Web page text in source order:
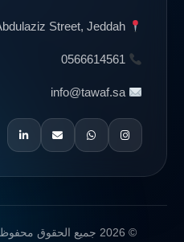
Prince Mohammed Bin Abdulaziz Street, Jeddah
info@tawaf.sa
© 2026 جميع الحقوق محفوظة - طواف لمعدات المغاسل